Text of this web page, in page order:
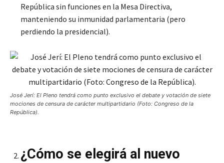
República sin funciones en la Mesa Directiva,
manteniendo su inmunidad parlamentaria (pero
perdiendo la presidencial).
José Jerí: El Pleno tendrá como punto exclusivo el debate y votación de siete
mociones de censura de carácter multipartidario (Foto: Congreso de la
República).
¿Cómo se elegirá al nuevo